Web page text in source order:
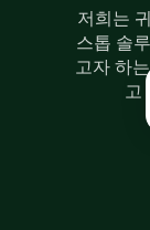
저희는
스톱 솔
고자 하
고